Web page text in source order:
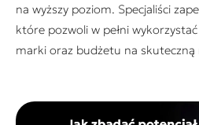
na wyższy poziom. Specjaliści
które pozwoli w pełni
marki oraz budżetu na skuteczną